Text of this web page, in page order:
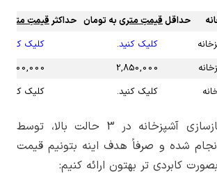
حداقلقیمتِ متری به تومان حداکثرقیمتِ متری
کلیک کنید.
کلیک کنید.
2,850,000
3,900,000
کلیک کنید. کلیک کنید.
تعریف بازسازی آشپزخانه در 3 حالت بالا، توسط
شده و صرفاً هدف اینه بتونیم قیمت
کابردی تر بهتون ارائه کنیم: